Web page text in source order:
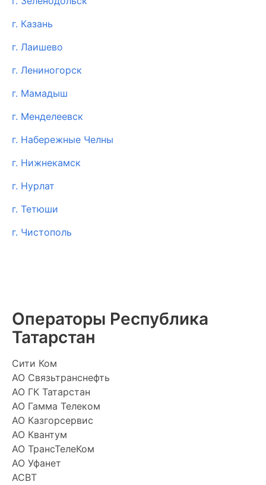
г. Казань
г. Лаишево
г. Лениногорск
г. Мамадыш
г. Менделеевск
г. Набережные Челны
г. Нижнекамск
г. Нурлат
г. Тетюши
г. Чистополь
Операторы Республика
Татарстан
Cити Ком
АО Cвязьтранснефть
АО ГК Татарстан
АО Гамма Телеком
АО Казгорсервис
АО Квантум
АО ТрансТелеКом
АО Уфанет
АСВТ